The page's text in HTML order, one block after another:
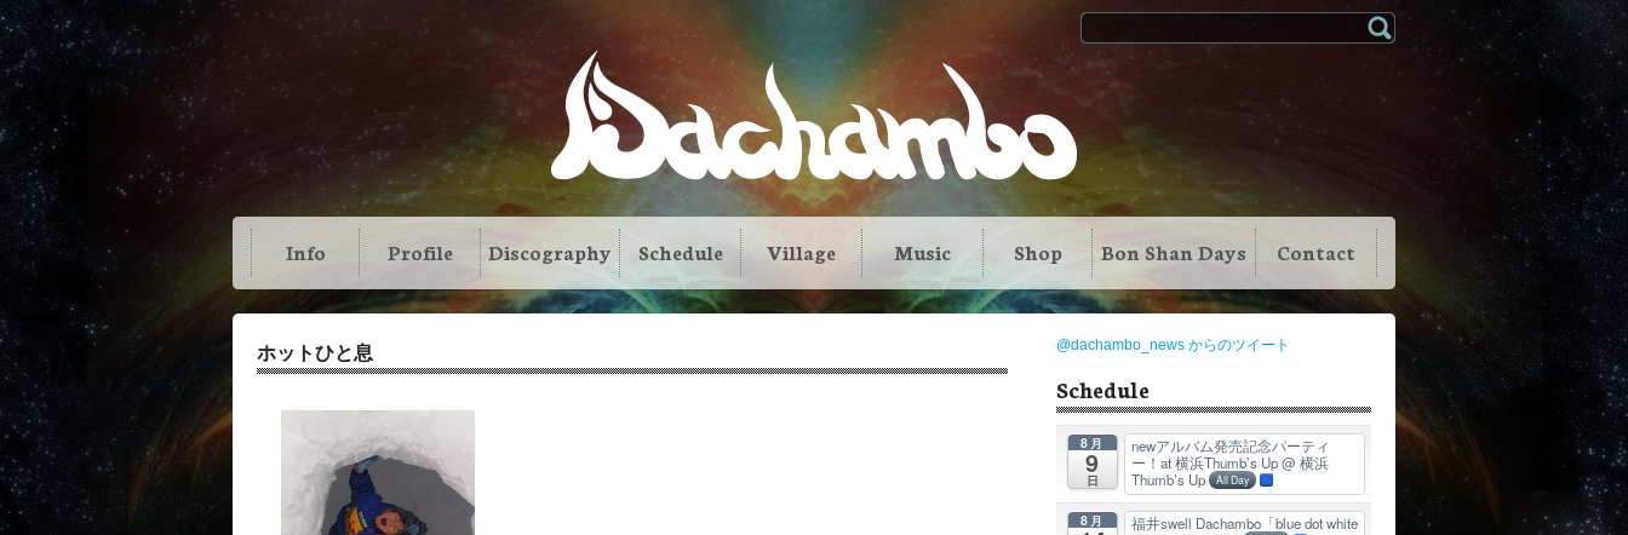
Info Profile Discography Schedule Village Music Shop Bon Shan Days Contact
ホットひと息 @dachambo_news からのツイート
Schedule
8月
9
日
newアルバム発売記念パーティ
ー！at 横浜Thumb’s Up@ 横浜
Thumb’s Up All Day
8月
福井swell Dachambo「blue dot white